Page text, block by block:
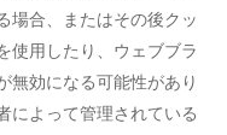
場合、またはその後クッ
使用したり、ウェブブラ
無効になる可能性があり
によって管理されている